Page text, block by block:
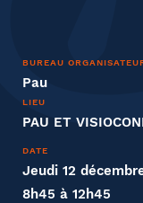
BUREAU
Pau
LIEU
PAU ET
DATE
Jeudi 12
8h45 à 12h45
Distanciel ou